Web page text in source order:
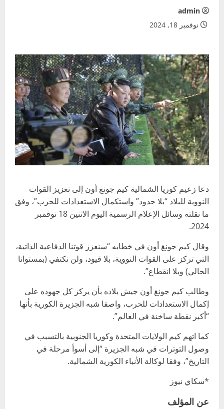
admin
نوفمبر 18, 2024
دعا زعيم كوريا الشمالية كيم جونغ أون إلى تعزيز القوات
النووية للبلاد “بلا حدود” واستكمال الاستعدادات للحرب”، وفق
ما نقلته وسائل الإعلام الرسمية اليوم الاثنين 18 نوفمبر
2024.
وقال كيم جونغ أون في خطابه “سنعزز قوتنا الدفاعية الذاتية،
التي تركز على القوات النووية، بلا قيود، ولن نكتفي (بمستوانا
الحالي) وبلا انقطاع”.
وطالب كيم جونغ أون جيش بلاده بأن يركز كل جهوده على
إكمال الاستعدادات للحرب، واصفا شبه الجزيرة الكورية بأنها
“أكبر نقطة ساخنة في العالم”.
كما اتهم كيم الولايات المتحدة وكوريا الجنوبية بالتسبب في
وصول التوترات في شبه الجزيرة “إلى أسوأ مرحلة في
التاريخ”، وفقا لوكالة الأنباء الكورية الشمالية.
*سكاي نيوز
عن المؤلف